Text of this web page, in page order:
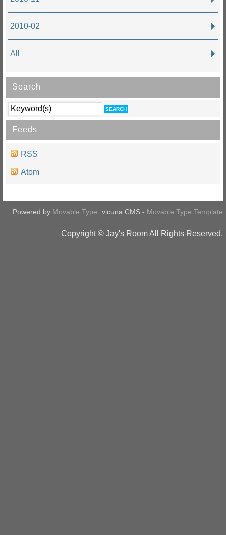
2010-02
All
Search
Feeds
RSS
Atom
Powered by Movable Type vicuna CMS - Movable Type Template
Copyright © Jay's Room All Rights Reserved.